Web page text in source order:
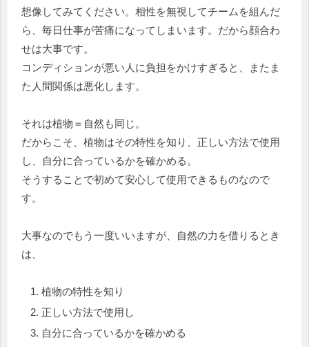
想像してみてください。相性を無視してチームを組んだ
ら、毎日仕事が苦痛になってしまいます。だから顔合わ
せは大事です。
コンディションが悪い人に負担をかけすぎると、またま
た人間関係は悪化します。
それは植物＝自然も同じ。
だからこそ、植物はその特性を知り、正しい方法で使用
し、自分に合っているかを確かめる。
そうすることで初めて安心して使用できるものなので
す。
大事なのでもう一度いいますが、自然の力を借りるとき
は、
植物の特性を知り
正しい方法で使用し
自分に合っているかを確かめる